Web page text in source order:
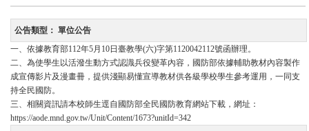
公告類型： 單位公告
一、依據教育部112年5月10日臺教學(六)字第1120042112號函辦理。
二、為使學生以活潑生動方式認識兵役變革內容，國防部依據輔助教材內容製作
成宣傳影片及漫畫冊，提供淺顯易懂宣導教材供各級學校學生參考運用，一同支
持全民國防。
三、相關資訊請本校師生逕自國防部全民國防教育網站下載，網址：
https://aode.mnd.gov.tw/Unit/Content/1673?unitId=342